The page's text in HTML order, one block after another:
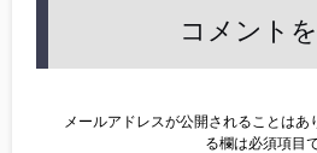
コメント
メールアドレスが公開されることはあ
る欄は必須項目